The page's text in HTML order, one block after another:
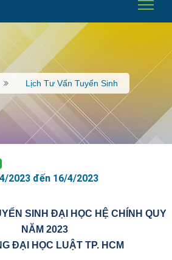
Lịch Tư Vấn Tuyển Sinh
2023 đến 16/4/2023
SINH ĐẠI HỌC HỆ CHÍNH QUY
NĂM 2023
ĐẠI HỌC LUẬT TP. HCM